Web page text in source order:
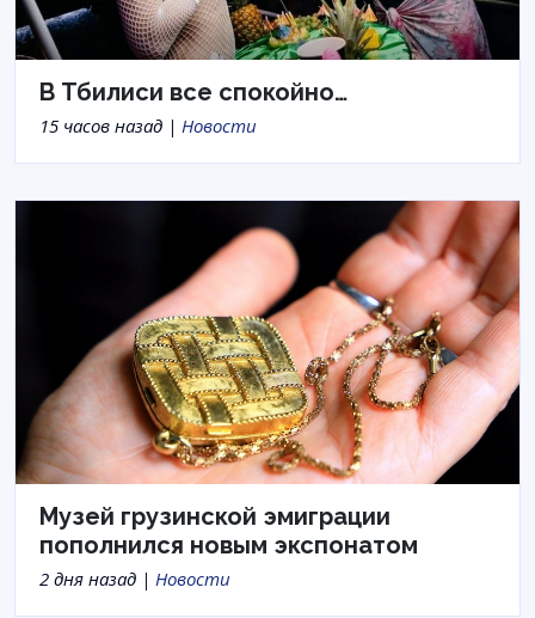
В Тбилиси все спокойно…
15 часов назад | Новости
Музей грузинской эмиграции
пополнился новым экспонатом
2 дня назад | Новости